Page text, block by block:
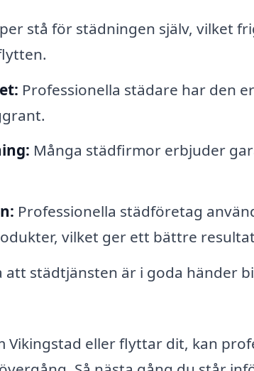
stå för städningen själv, vilket
Professionella städare har den
Många städfirmor erbjuder
Professionella städföretag
vilket ger ett bättre
att städtjänsten är i goda händer
Vikingstad eller flyttar dit, kan